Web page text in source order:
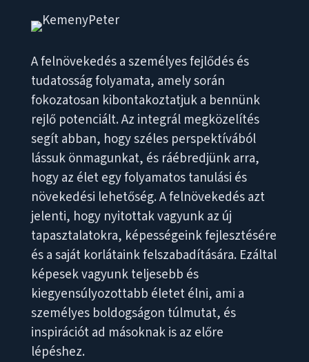
A felnövekedés a személyes fejlődés és
tudatosság folyamata, amely során
fokozatosan kibontakoztatjuk a bennünk
rejlő potenciált. Az integrál megközelítés
segít abban, hogy széles perspektívából
lássuk önmagunkat, és ráébredjünk arra,
hogy az élet egy folyamatos tanulási és
növekedési lehetőség. A felnövekedés azt
jelenti, hogy nyitottak vagyunk az új
tapasztalatokra, képességeink fejlesztésére
és a saját korlátaink felszabadítására. Ezáltal
képesek vagyunk teljesebb és
kiegyensúlyozottabb életet élni, ami a
személyes boldogságon túlmutat, és
inspirációt ad másoknak is az előre
lépéshez.